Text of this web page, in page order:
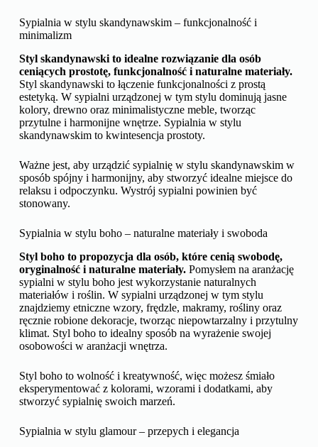
Sypialnia w stylu skandynawskim – funkcjonalność i
minimalizm
Styl skandynawski to idealne rozwiązanie dla osób
ceniących prostotę, funkcjonalność i naturalne materiały.
Styl skandynawski to łączenie funkcjonalności z prostą
estetyką. W sypialni urządzonej w tym stylu dominują jasne
kolory, drewno oraz minimalistyczne meble, tworząc
przytulne i harmonijne wnętrze. Sypialnia w stylu
skandynawskim to kwintesencja prostoty.
Ważne jest, aby urządzić sypialnię w stylu skandynawskim w
sposób spójny i harmonijny, aby stworzyć idealne miejsce do
relaksu i odpoczynku. Wystrój sypialni powinien być
stonowany.
Sypialnia w stylu boho – naturalne materiały i swoboda
Styl boho to propozycja dla osób, które cenią swobodę,
oryginalność i naturalne materiały.Pomysłem na aranżację
sypialni w stylu boho jest wykorzystanie naturalnych
materiałów i roślin. W sypialni urządzonej w tym stylu
znajdziemy etniczne wzory, frędzle, makramy, rośliny oraz
ręcznie robione dekoracje, tworząc niepowtarzalny i przytulny
klimat. Styl boho to idealny sposób na wyrażenie swojej
osobowości w aranżacji wnętrza.
Styl boho to wolność i kreatywność, więc możesz śmiało
eksperymentować z kolorami, wzorami i dodatkami, aby
stworzyć sypialnię swoich marzeń.
Sypialnia w stylu glamour – przepych i elegancja